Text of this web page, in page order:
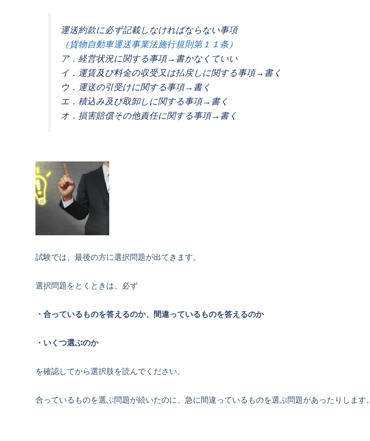
運送約款に必ず記載しなければならない事項
（貨物自動車運送事業法施行規則第１１条）
ア．経営状況に関する事項→書かなくていい
イ．運賃及び料金の収受又は払戻しに関する事項→書く
ウ．運送の引受けに関する事項→書く
エ．積込み及び取卸しに関する事項→書く
オ．損害賠償その他責任に関する事項→書く
試験では、最後の方に選択問題が出てきます。
選択問題をとくときは、必ず
・合っているものを答えるのか、間違っているものを答えるのか
・いくつ選ぶのか
を確認してから選択肢を読んでください。
合っているものを選ぶ問題が続いたのに、急に間違っているものを選ぶ問題があったりします。